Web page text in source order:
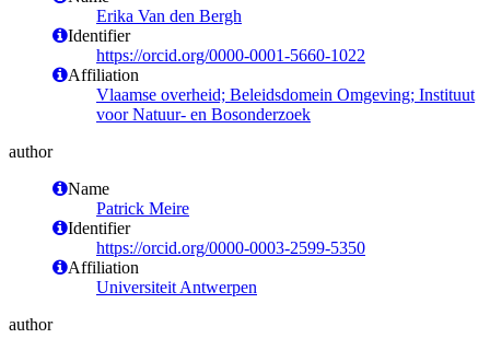
Erika Van den Bergh
Identifier
https://orcid.org/0000-0001-5660-1022
Affiliation
Vlaamse overheid; Beleidsdomein Omgeving; Instituut
voor Natuur- en Bosonderzoek
author
Name
Patrick Meire
Identifier
https://orcid.org/0000-0003-2599-5350
Affiliation
Universiteit Antwerpen
author